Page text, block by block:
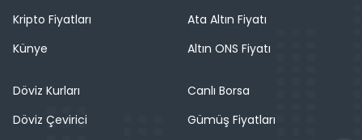
Kripto Fiyatları
Künye
Ata Altın Fiyatı
Altın ONS Fiyatı
Döviz Kurları
Döviz Çevirici
Canlı Borsa
Gümüş Fiyatları